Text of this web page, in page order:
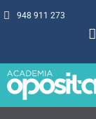
948 911 273